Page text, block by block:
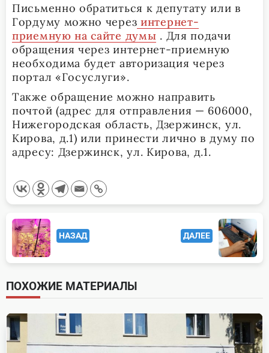
Письменно обратиться к депутату или в
Гордуму можно через интернет-
приемную на сайте думы . Для подачи
обращения через интернет-приемную
необходима будет авторизация через
портал «Госуслуги».
Также обращение можно направить
почтой (адрес для отправления — 606000,
Нижегородская область, Дзержинск, ул.
Кирова, д.1) или принести лично в думу по
адресу: Дзержинск, ул. Кирова, д.1.
<span
class="nav-
subtitle
screen-
reader-
text">Page</span>
НАЗАД ДАЛЕЕ
ПОХОЖИЕ МАТЕРИАЛЫ